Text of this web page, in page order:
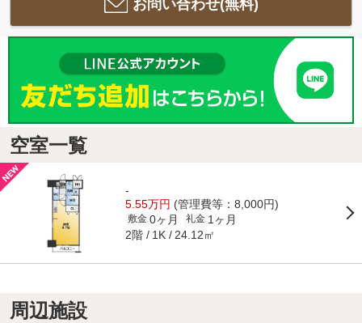
お問い合わせ(無料)
空室一覧
-
5.55万円 (管理費等：8,000円)
敷金 0ヶ月 礼金 1ヶ月
2階 1K 24.12㎡
周辺施設